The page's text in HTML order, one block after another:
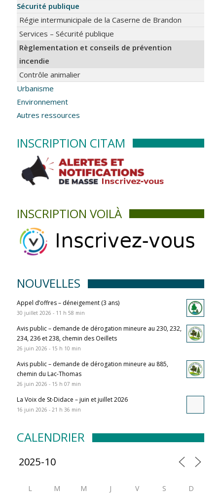
Sécurité publique
Régie intermunicipale de la Caserne de Brandon
Services – Sécurité publique
Règlementation et conseils de prévention
incendie
Contrôle animalier
Urbanisme
Environnement
Autres ressources
INSCRIPTION CITAM
INSCRIPTION VOILÀ
NOUVELLES
Appel d’offres – déneigement (3 ans)
30 juillet 2026 - 11 h 58 min
Avis public – demande de dérogation mineure au 230, 232,
234, 236 et 238, chemin des Oeillets
26 juin 2026 - 15 h 10 min
Avis public – demande de dérogation mineure au 885,
chemin du Lac-Thomas
26 juin 2026 - 15 h 07 min
La Voix de St-Didace – juin et juillet 2026
16 juin 2026 - 21 h 36 min
CALENDRIER
L M M J V S D